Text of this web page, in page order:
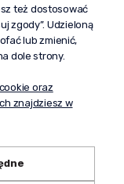
też dostosować
zgody”. Udzieloną
lub zmienić,
dole strony.
oraz
znajdziesz w